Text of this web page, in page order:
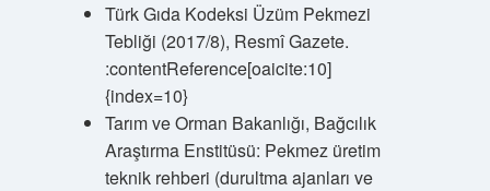
Türk Gıda Kodeksi Üzüm Pekmezi
Tebliği (2017/8), Resmî Gazete.
:contentReference[oaicite:10]
{index=10}
Tarım ve Orman Bakanlığı, Bağcılık
Araştırma Enstitüsü: Pekmez üretim
teknik rehberi (durultma ajanları ve